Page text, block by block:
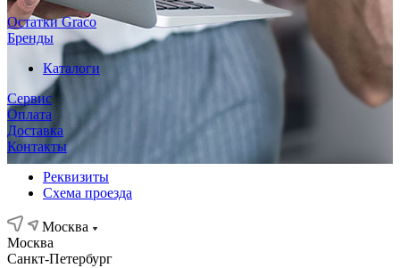
Остатки Graco
Бренды
Каталоги
Сервис
Оплата
Доставка
Контакты
Реквизиты
Схема проезда
Москва
Москва
Санкт-Петербург